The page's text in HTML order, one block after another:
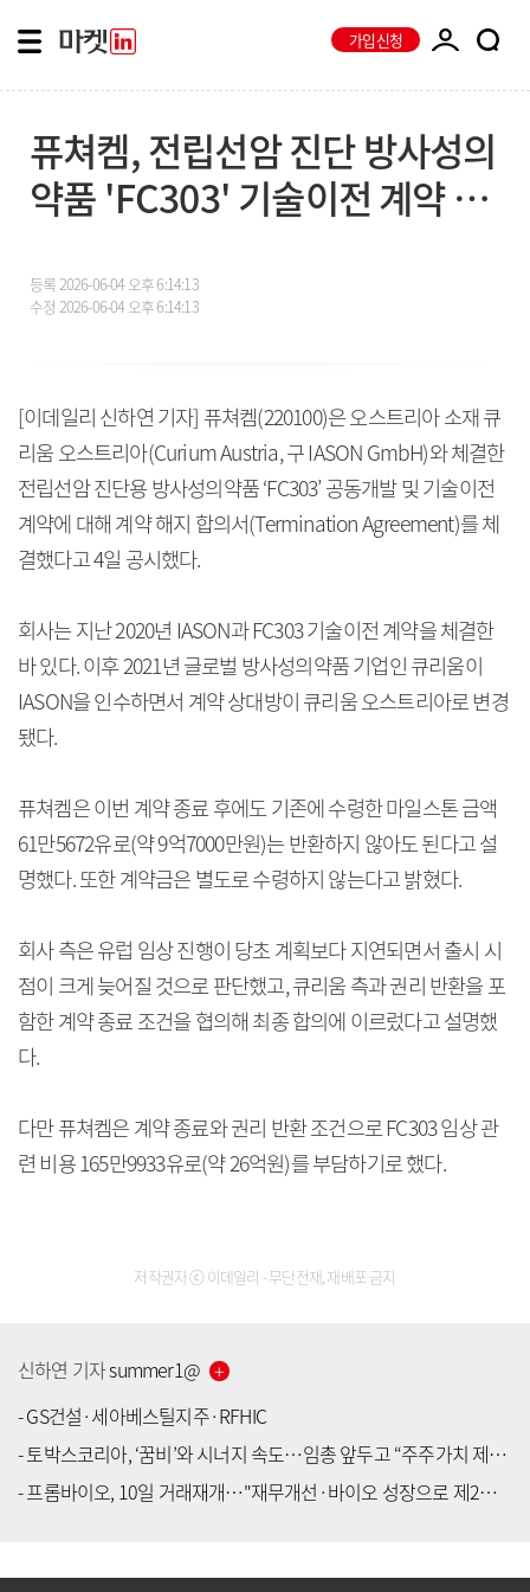
가입신청
퓨쳐켐, 전립선암 진단 방사성의
약품 'FC303' 기술이전 계약 해
등록2026-06-04 오후 6:14:13
수정 2026-06-04 오후 6:14:13
[이데일리 신하연 기자] 퓨쳐켐(220100)은 오스트리아 소재 큐
리움 오스트리아(Curium Austria, 구 IASON GmbH)와 체결한
전립선암 진단용 방사성의약품 ‘FC303’ 공동개발 및 기술이전
계약에 대해 계약 해지 합의서(Termination Agreement)를 체
결했다고 4일 공시했다.
회사는 지난 2020년 IASON과 FC303 기술이전 계약을 체결한
바 있다. 이후 2021년 글로벌 방사성의약품 기업인 큐리움이
IASON을 인수하면서 계약 상대방이 큐리움 오스트리아로 변경
됐다.
퓨쳐켐은 이번 계약 종료 후에도 기존에 수령한 마일스톤 금액
61만5672유로(약 9억7000만원)는 반환하지 않아도 된다고 설
명했다. 또한 계약금은 별도로 수령하지 않는다고 밝혔다.
회사 측은 유럽 임상 진행이 당초 계획보다 지연되면서 출시 시
점이 크게 늦어질 것으로 판단했고, 큐리움 측과 권리 반환을 포
함한 계약 종료 조건을 협의해 최종 합의에 이르렀다고 설명했
다.
다만 퓨쳐켐은 계약 종료와 권리 반환 조건으로 FC303 임상 관
련 비용 165만9933유로(약 26억원)를 부담하기로 했다.
저작권자 ⓒ 이데일리 - 무단전재, 재배포 금지
신하연 기자summer1@
-GS건설·세아베스틸지주·RFHIC
-토박스코리아, ‘꿈비’와 시너지 속도…임총 앞두고 “주주가치 제고 총력”
-프롬바이오, 10일 거래재개…"재무개선·바이오 성장으로 제2의 도약"